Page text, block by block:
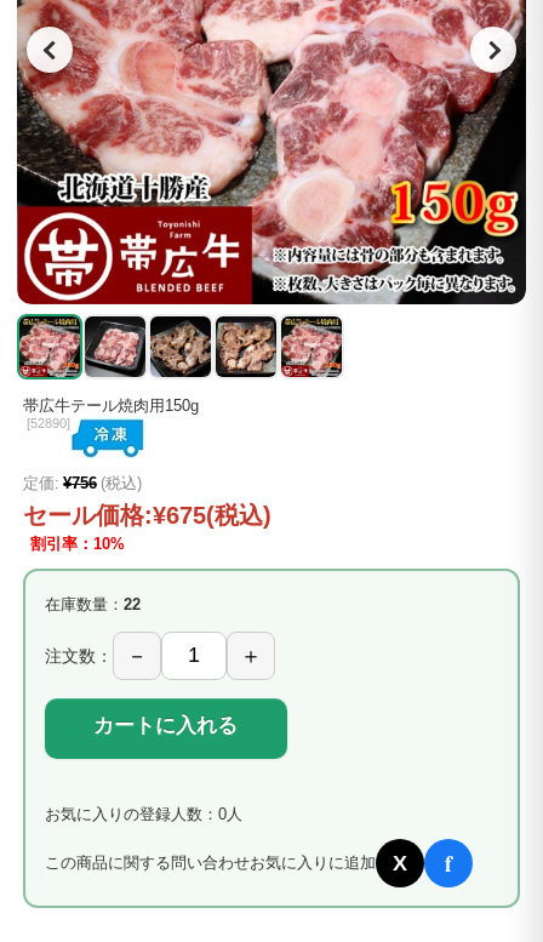
帯広牛テール焼肉用150g
[52890]
定価: ¥756 (税込)
セール価格:¥675(税込)
割引率：10%
在庫数量： 22
注文数：
カートに入れる
お気に入りの登録人数：0人
この商品に関する問い合わせお気に入りに追加 X f